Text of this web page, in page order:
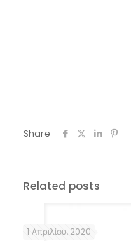
Share
Related posts
1 Απριλίου, 2020